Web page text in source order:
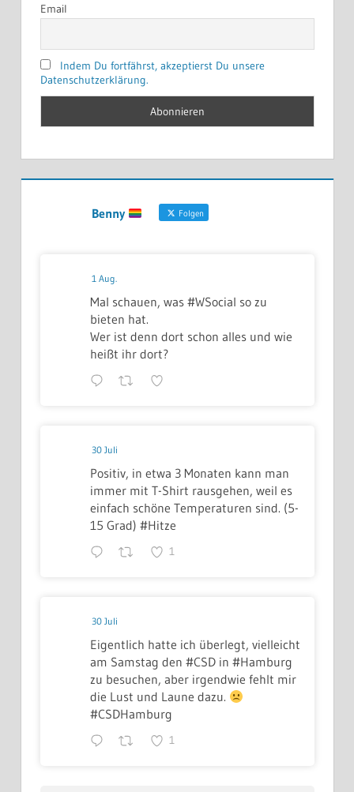
Email
Indem Du fortfährst, akzeptierst Du unsere
Datenschutzerklärung.
Benny Folgen
1 Aug.
Mal schauen, was #WSocial so zu
bieten hat.
Wer ist denn dort schon alles und wie
heißt ihr dort?
30 Juli
Positiv, in etwa 3 Monaten kann man
immer mit T-Shirt rausgehen, weil es
einfach schöne Temperaturen sind. (5-
15 Grad) #Hitze
1
30 Juli
Eigentlich hatte ich überlegt, vielleicht
am Samstag den #CSD in #Hamburg
zu besuchen, aber irgendwie fehlt mir
die Lust und Laune dazu.
#CSDHamburg
1